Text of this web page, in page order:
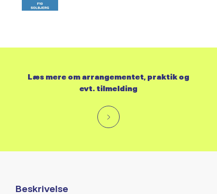
Beskrivelse
Læs mere om arrangementet, praktik og
evt. tilmelding